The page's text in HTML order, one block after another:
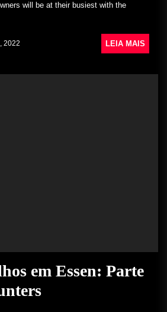
will be at their busiest with the
2022 LEIA MAIS
em Essen: Parte